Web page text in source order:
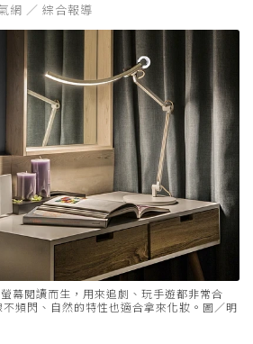
網 ／ 綜合報導
幕閱讀而生，用來追劇、玩手遊都非常合
頻閃、自然的特性也適合拿來化妝。圖／明